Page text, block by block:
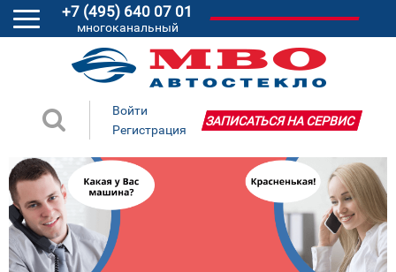
+7 (495) 640 07 01
многоканальный
Войти
Регистрация
ЗАПИСАТЬСЯ НА СЕРВИС